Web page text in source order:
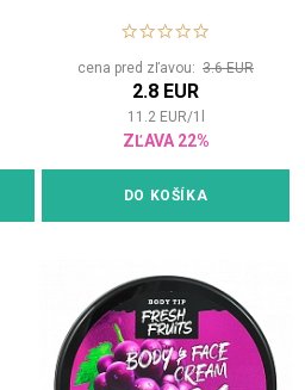
cena pred zľavou: 3.6 EUR
2.8 EUR
11.2 EUR/1
ZĽAVA 22%
DO KOŠÍKA